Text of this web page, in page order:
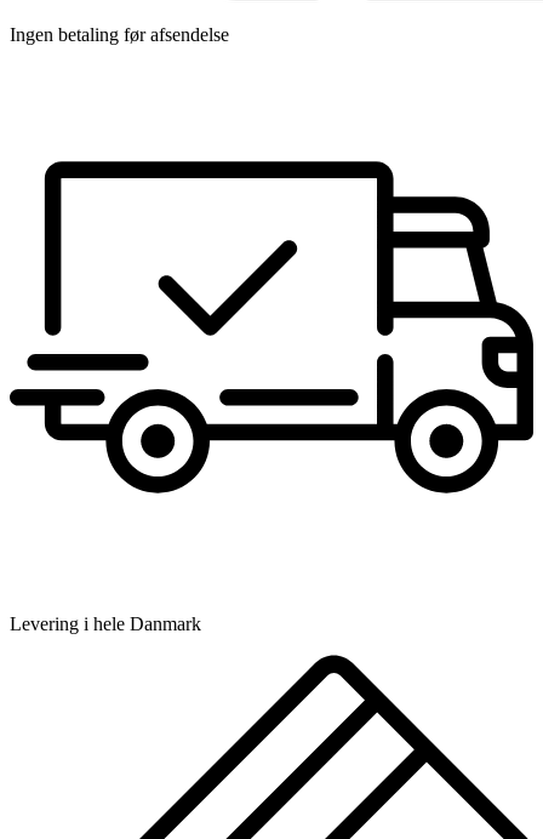
Ingen betaling før afsendelse
Levering i hele Danmark